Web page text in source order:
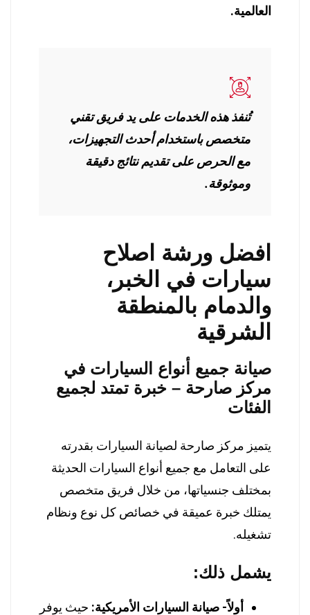
العالمية.
تُنفذ هذه الخدمات على يد فريق تقني
متخصص باستخدام أحدث التجهيزات،
مع الحرص على تقديم نتائج دقيقة
وموثوقة.
افضل ورشة اصلاح
سيارات في الخبر،
والدمام بالمنطقة
الشرقية
صيانة جميع أنواع السيارات في
مركز صارحة – خبرة تمتد لجميع
الفئات
يتميز مركز صارحة لصيانة السيارات بقدرته
على التعامل مع جميع أنواع السيارات الحديثة
بمختلف جنسياتها، من خلال فريق متخصص
يمتلك خبرة عميقة في خصائص كل نوع ونظام
تشغيله.
يشمل ذلك:
أولاً- صيانة السيارات الأمريكية: حيث يوفر